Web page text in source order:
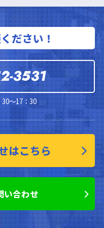
ださい！
3531
～17：30
はこちら
い合わせ